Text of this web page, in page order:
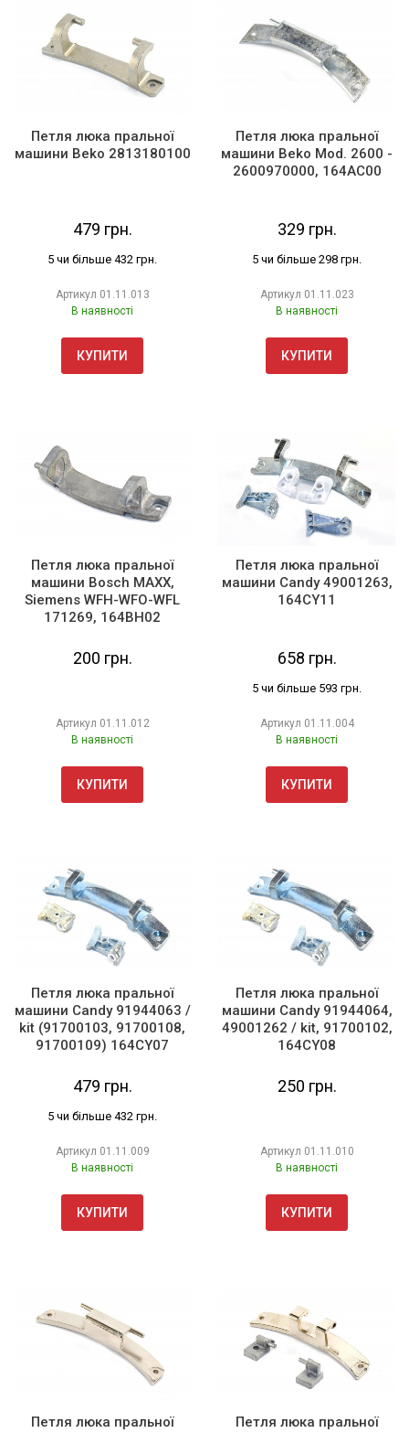
Петля люка пральної
машини Beko 2813180100
479 грн.
5 чи більше 432 грн.
Артикул 01.11.013
В наявності
КУПИТИ
Петля люка пральної
машини Beko Mod. 2600 -
2600970000, 164AC00
329 грн.
5 чи більше 298 грн.
Артикул 01.11.023
В наявності
КУПИТИ
Петля люка пральної
машини Bosch MAXX,
Siemens WFH-WFO-WFL
171269, 164BH02
200 грн.
Артикул 01.11.012
В наявності
КУПИТИ
Петля люка пральної
машини Candy 49001263,
164CY11
658 грн.
5 чи більше 593 грн.
Артикул 01.11.004
В наявності
КУПИТИ
Петля люка пральної
машини Candy 91944063 /
kit (91700103, 91700108,
91700109) 164CY07
479 грн.
5 чи більше 432 грн.
Артикул 01.11.009
В наявності
КУПИТИ
Петля люка пральної
машини Candy 91944064,
49001262 / kit, 91700102,
164CY08
250 грн.
Артикул 01.11.010
В наявності
КУПИТИ
Петля люка пральної
Петля люка пральної